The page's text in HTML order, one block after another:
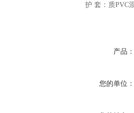
护 套：质PVC混
产品：
您的单位：